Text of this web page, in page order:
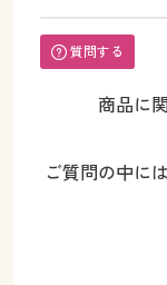
質問する
商品に
ご質問の中に